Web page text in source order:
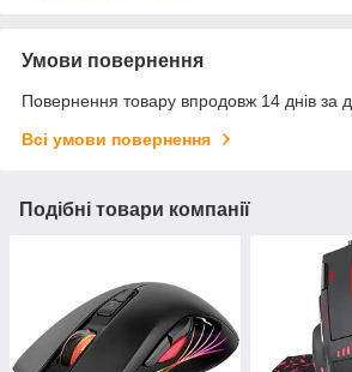
Умови повернення
Повернення товару впродовж 14 днів за
Всі умови повернення
Подібні товари компанії